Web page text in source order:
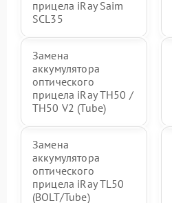
прицела iRay Saim
SCL35
Замена
аккумулятора
оптического
прицела iRay TH50 /
TH50 V2 (Tube)
Замена
аккумулятора
оптического
прицела iRay TL50
(BOLT/Tube)